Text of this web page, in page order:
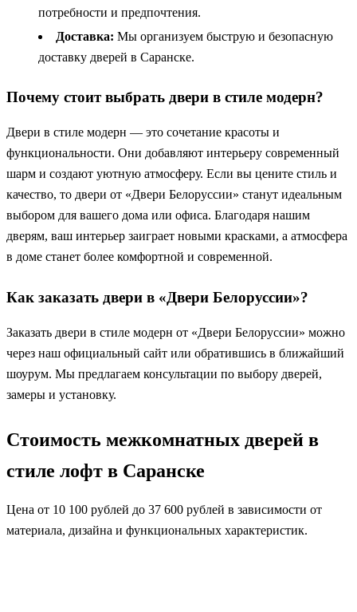
потребности и предпочтения.
Доставка: Мы организуем быструю и безопасную
доставку дверей в Саранске.
Почему стоит выбрать двери в стиле модерн?
Двери в стиле модерн — это сочетание красоты и
функциональности. Они добавляют интерьеру современный
шарм и создают уютную атмосферу. Если вы цените стиль и
качество, то двери от «Двери Белоруссии» станут идеальным
выбором для вашего дома или офиса. Благодаря нашим
дверям, ваш интерьер заиграет новыми красками, а атмосфера
в доме станет более комфортной и современной.
Как заказать двери в «Двери Белоруссии»?
Заказать двери в стиле модерн от «Двери Белоруссии» можно
через наш официальный сайт или обратившись в ближайший
шоурум. Мы предлагаем консультации по выбору дверей,
замеры и установку.
Стоимость межкомнатных дверей в
стиле лофт в Саранске
Цена от 10 100 рублей до 37 600 рублей в зависимости от
материала, дизайна и функциональных характеристик.